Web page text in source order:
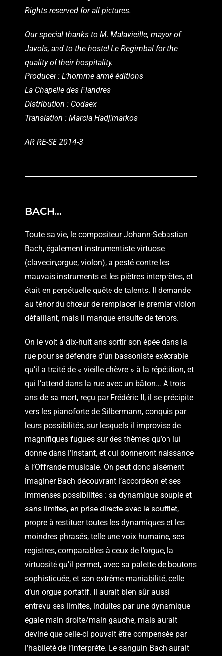
Rights reserved for all pictures.
Our special thanks to M. Malavieille, mayor of
Javols, and to the hostel Le Regimbal for the
quality of their hospitality.
Producer : L’homme armé éditions
La Chapelle des Flandres
Distribution : Codaex
Translation : Marcia Hadjimarkos
AR RE-SE 2014-3
BACH…
Toute sa vie, le compositeur Johann-Sebastian
Bach, également instrumentiste virtuose
(clavecin,orgue, violon), a pesté contre les
mauvais instruments et les piètres interprètes, et
était en perpétuelle quête de talents. Il demande
au ténor du chœur de remplacer le premier violon
défaillant, mais il manque ensuite de ténors.
On le voit à dix-huit ans sortir son épée dans la
rue pour se défendre d’un bassoniste exécrable
qu’il a traité de « vieille chèvre » à la répétition, et
qui l’attend dans la rue avec un bâton… A trois
ans de sa mort, reçu par Frédéric II, il se précipite
vers les pianoforte de Silbermann, conquis par
leurs possibilités, sur lesquels il improvise de
magnifiques fugues sur des thèmes qu’on lui
donne dans l’instant, et qui donneront naissance
à l’Offrande musicale. On peut donc aisément
imaginer Bach découvrant l’accordéon et ses
immenses possibilités : sa dynamique souple et
sans limites, en prise directe avec le soufflet,
propre à restituer toutes les dynamiques et les
moindres phrasés, telle une voix humaine, ses
registres, comparables à ceux de l’orgue, la
virtuosité qu’il permet, avec sa palette de boutons
sophistiquée, et son extrême maniabilité, celle
d’un orgue portatif. Il aurait bien sûr aussi
entrevu ses limites, induites par une dynamique
égale main droite/main gauche, mais aurait
deviné que celle-ci pouvait être compensée par
l’habileté de l’interprète. Le sanguin Bach aurait